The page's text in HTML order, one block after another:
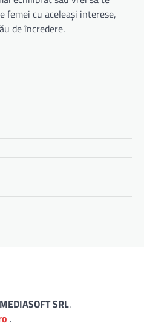
femei cu aceleași interese,
de încredere.
SRL.
.